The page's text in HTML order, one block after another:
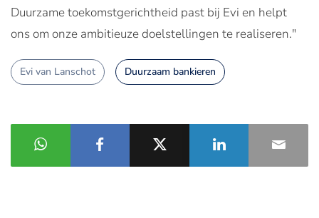
Duurzame toekomstgerichtheid past bij Evi en helpt
ons om onze ambitieuze doelstellingen te realiseren."
Evi van Lanschot Duurzaam bankieren